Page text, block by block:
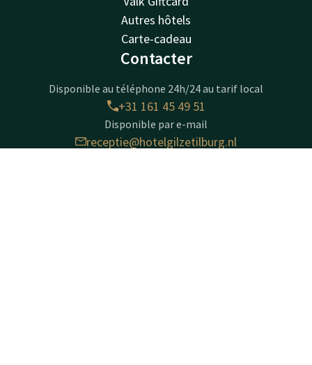
Autres hôtels
Carte-cadeau
Contacter
Disponible au téléphone 24h/24 au tarif local
+31 161 45 49 51
Disponible par e-mail
receptie@hotelgilzetilburg.nl